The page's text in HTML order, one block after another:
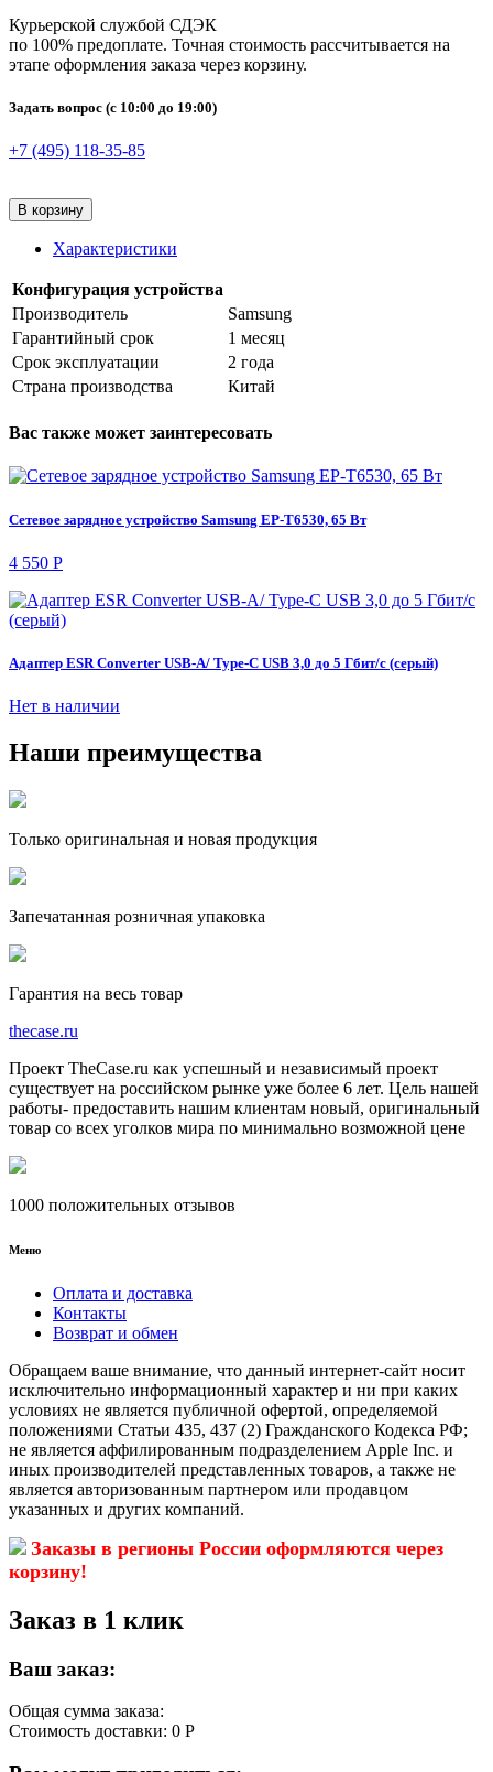
Курьерской службой СДЭК
по 100% предоплате. Точная стоимость рассчитывается на
этапе оформления заказа через корзину.
Задать вопрос (с 10:00 до 19:00)
+7 (495) 118-35-85
В корзину
Характеристики
Конфигурация устройства
Производитель
Samsung
Гарантийный срок
1 месяц
Срок эксплуатации
2 года
Страна производства
Китай
Вас также может заинтересовать
Сетевое зарядное устройство Samsung EP-T6530, 65 Вт
4 550 Р
Адаптер ESR Converter USB-A/ Type-C USB 3,0 до 5 Гбит/с (серый)
Нет в наличии
Наши преимущества
Только оригинальная и новая продукция
Запечатанная розничная упаковка
Гарантия на весь товар
thecase.ru
Проект TheCase.ru как успешный и независимый проект
существует на российском рынке уже более 6 лет. Цель нашей
работы- предоставить нашим клиентам новый, оригинальный
товар со всех уголков мира по минимально возможной цене
1000 положительных отзывов
Меню
Оплата и доставка
Контакты
Возврат и обмен
Обращаем ваше внимание, что данный интернет-сайт носит
исключительно информационный характер и ни при каких
условиях не является публичной офертой, определяемой
положениями Статьи 435, 437 (2) Гражданского Кодекса РФ;
не является аффилированным подразделением Apple Inc. и
иных производителей представленных товаров, а также не
является авторизованным партнером или продавцом
указанных и других компаний.
Заказы в регионы России оформляются через
корзину!
Заказ в 1 клик
Ваш заказ:
Общая сумма заказа:
Стоимость доставки: 0 Р